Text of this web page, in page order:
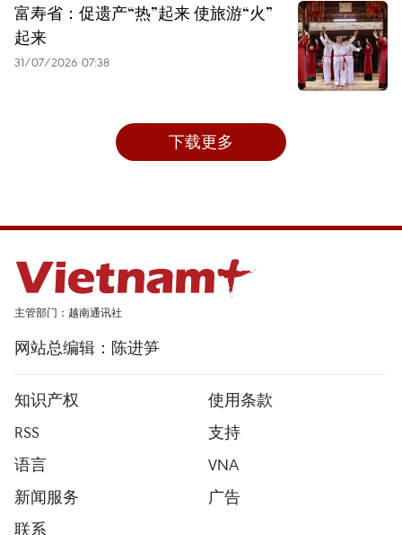
富寿省：促遗产“热”起来 使旅游“火”
起来
31/07/2026 07:38
下载更多
主管部门：越南通讯社
网站总编辑：陈进笋
知识产权
使用条款
RSS
支持
语言
VNA
新闻服务
广告
联系